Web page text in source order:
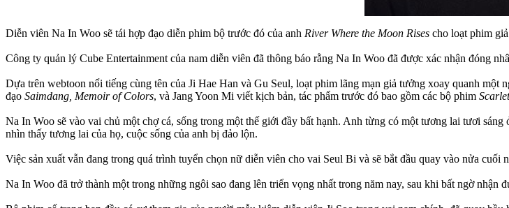
Diễn viên Na In Woo sẽ tái hợp đạo diễn phim bộ trước đó của anh River Where the Moon Rises cho loạt phim
Công ty quản lý Cube Entertainment của nam diễn viên đã thông báo rằng Na In Woo đã được xác nhận đóng
Dựa trên webtoon nổi tiếng cùng tên của Ji Hae Han và Gu Seul, loạt phim lãng mạn giả tưởng xoay quanh
đạo Saimdang, Memoir of Colors, và Jang Yoon Mi viết kịch bản, tác phẩm trước đó bao gồm các bộ phim
Na In Woo sẽ vào vai chủ một chợ cá, sống trong một thế giới đầy bất hạnh. Anh từng có một tương lai tươi
nhìn thấy tương lai của họ, cuộc sống của anh bị đảo lộn.
Việc sản xuất vẫn đang trong quá trình tuyển chọn nữ diễn viên cho vai Seul Bi và sẽ bắt đầu quay vào nửa cuối
Na In Woo đã trở thành một trong những ngôi sao đang lên triển vọng nhất trong năm nay, sau khi bất ngờ nhận